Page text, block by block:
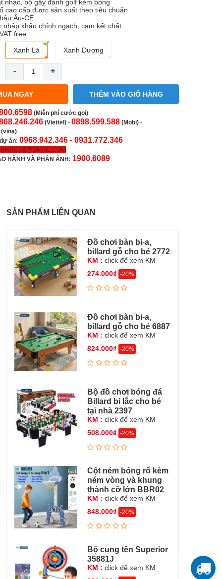
nhạc, bộ gậy đánh golf kèm bóng
cao cấp được sản xuất theo tiêu chuấn
Âu-CE
nhập khẩu chính ngạch, cam kết chất
free
Xanh Lá Xanh Dương
- +
NGAY THÊM VÀO GIỎ HÀNG
(Miễn phí cước gọi)
(Viettel) - 0898.599.588 (Mobi) -
(vina)
án: 0968.942.346 - 0931.772.346
HÀNH VÀ PHẢN ÁNH: 1900.6089
SẢN PHẨM LIÊN QUAN
Đồ chơi bàn bi-a,
billard gỗ cho bé 2772
KM : click để xem KM
274.000₫ -20%
Đồ chơi bàn bi-a,
billard gỗ cho bé 6887
KM : click để xem KM
824.000₫ -20%
Bộ đồ chơi bóng đá
Billard bi lắc cho bé
tại nhà 2397
KM : click để xem KM
508.000₫ -20%
Cột ném bóng rổ kèm
ném vòng và khung
thành cỡ lớn BBR02
KM : click để xem KM
848.000₫ -20%
Bộ cung tên Superior
35881J
KM : click để xem KM